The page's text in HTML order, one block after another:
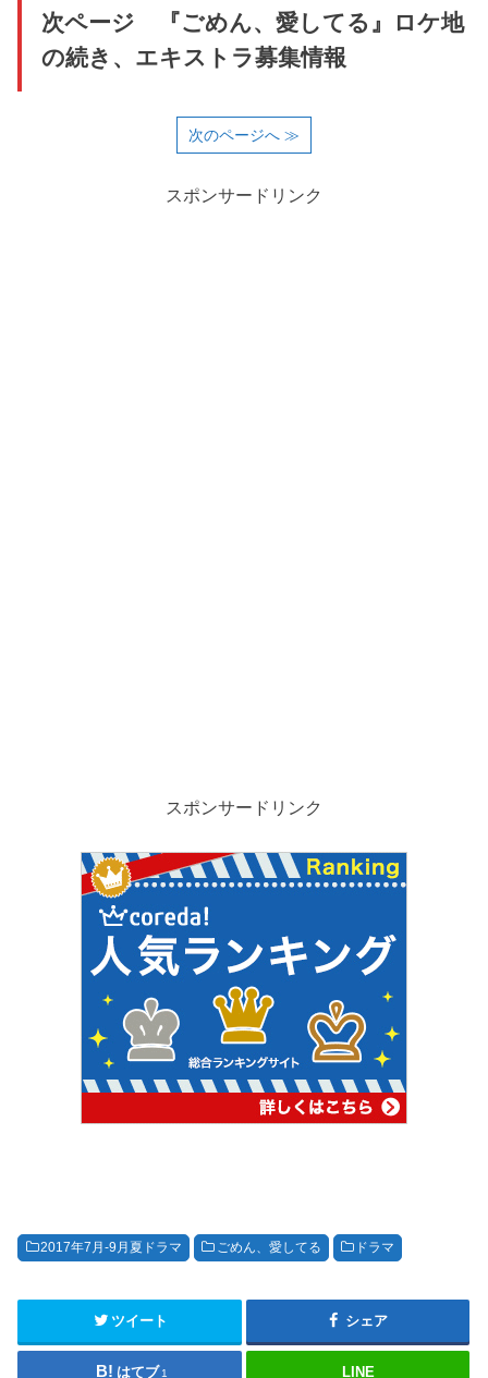
次ページ 『ごめん、愛してる』ロケ地
の続き、エキストラ募集情報
次のページへ ≫
スポンサードリンク
スポンサードリンク
2017年7月-9月夏ドラマ ごめん、愛してる ドラマ
ツイート シェア
はてブ 1 LINE